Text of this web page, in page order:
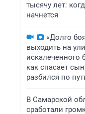
тысячу лет:
начнется
«Долго
выходить на
искалеченного
как спасает
разбился по
В Самарской
сработали